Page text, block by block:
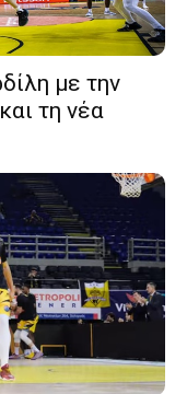
με την
τη νέα